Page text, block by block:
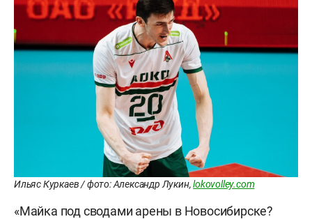
Ильяс Куркаев / фото: Александр Лукин,lokovolley.com
«Майка под сводами арены в Новосибирске?